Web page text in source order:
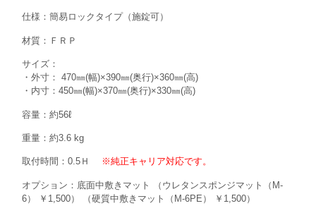
仕様：簡易ロックタイプ（施錠可）
材質：ＦＲＰ
サイズ：
・外寸： 470㎜(幅)×390㎜(奥行)×360㎜(高)
・内寸：450㎜(幅)×370㎜(奥行)×330㎜(高)
容量：約56ℓ
重量：約3.6 kg
取付時間：0.5Ｈ ※純正キャリア対応です。
オプション：底面中敷きマット （ウレタンスポンジマット（M-
6） ￥1,500） （硬質中敷きマット（M-6PE） ￥1,500）